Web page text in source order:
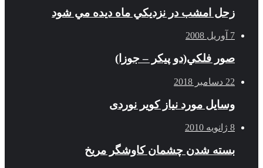
زحل امشب در نزديكي ماه ديده مي شود
7 آوریل 2008
صور فلكي(دو پیکر – جوزا)
22 دسامبر 2018
وسایل مورد نیاز کویر نوردی
8 ژانویه 2010
بسته شدن چشمان کاوشگر مريخ